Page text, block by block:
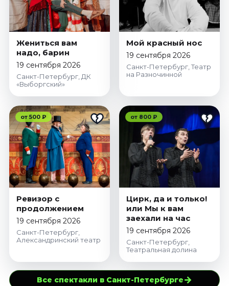
Жениться вам
надо, барин
19 сентября 2026
Санкт-Петербург, ДК
«Выборгский»
Мой красный нос
19 сентября 2026
Санкт-Петербург, Театр
на Разночинной
от 500 ₽
Ревизор с
продолжением
19 сентября 2026
Санкт-Петербург,
Александринский театр
от 800 ₽
Цирк, да и только!
или Мы к вам
заехали на час
19 сентября 2026
Санкт-Петербург,
Театральная долина
Все спектакли в Санкт-Петербурге→